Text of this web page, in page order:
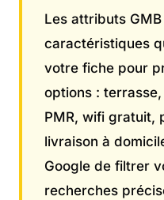
Les attributs
caractéristiques
votre fiche pour
options : terrasse,
PMR, wifi gratuit,
livraison à
Google de filtrer
recherches